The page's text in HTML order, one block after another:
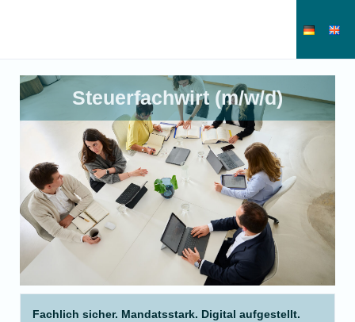
Steuerfachwirt (m/w/d)
Fachlich sicher. Mandatsstark. Digital aufgestellt.